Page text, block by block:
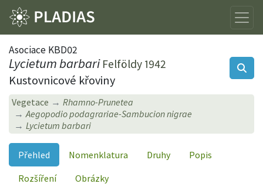
Asociace KBD02
Lycietum barbari Felföldy 1942
Kustovnicové křoviny
Vegetace
Rhamno-Prunetea
Aegopodio podagrariae-Sambucion nigrae
Lycietum barbari
Přehled Nomenklatura Druhy
Popis
Rozšíření
Obrázky